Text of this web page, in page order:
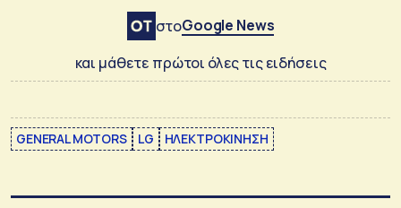
στοGoogle News
και μάθετε πρώτοι όλες τις ειδήσεις
GENERAL MOTORS LG ΗΛΕΚΤΡΟΚΙΝΗΣΗ